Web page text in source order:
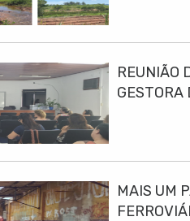
REUNIÃO
GESTORA
MAIS UM